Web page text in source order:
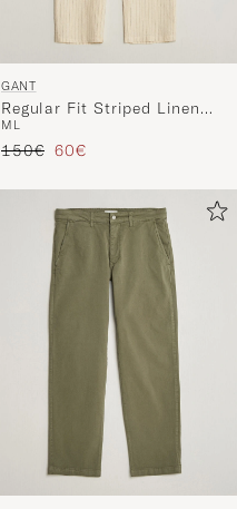
GANT
Regular Fit Striped Linen
Drawstring Pants Faded
Beige
M L
Reguliere prijs
150€ Verlaagd prijs
60€